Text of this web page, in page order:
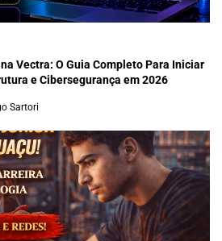
Vectra: O Guia Completo Para Iniciar
e Cibersegurança em 2026
Sartori